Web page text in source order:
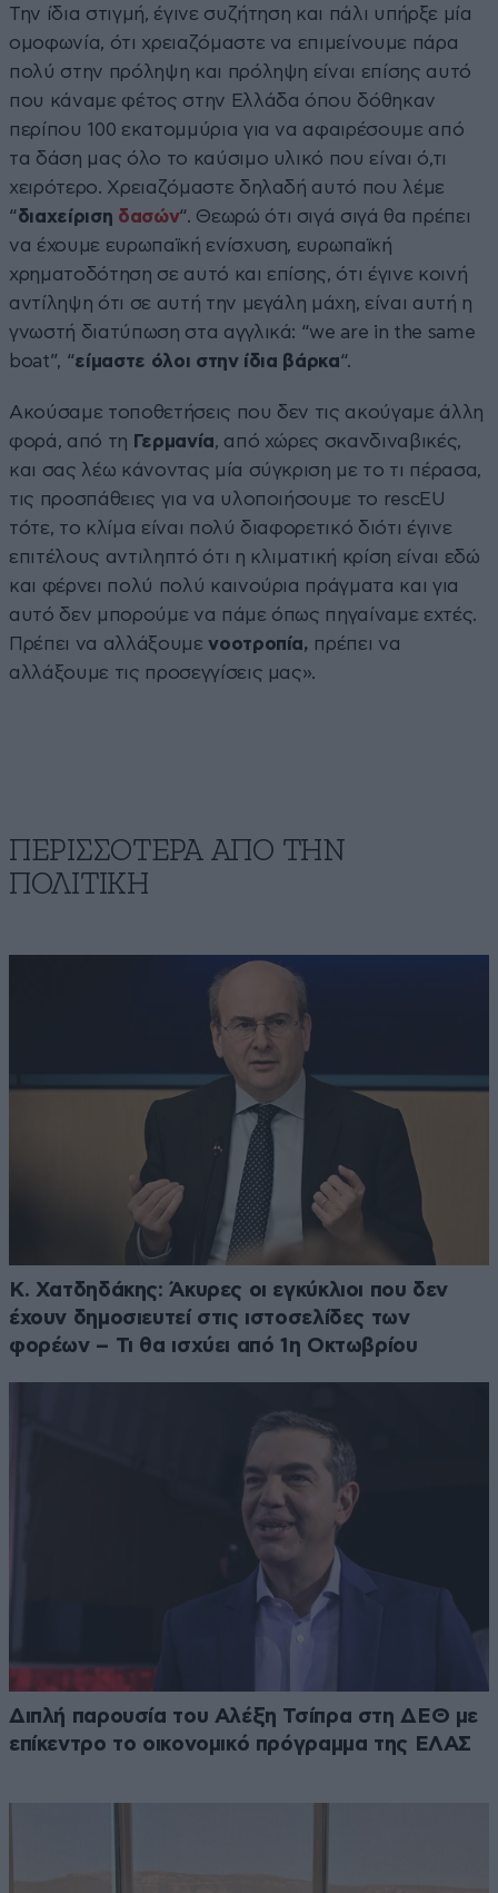
Την ίδια στιγμή, έγινε συζήτηση και πάλι υπήρξε μία
ομοφωνία, ότι χρειαζόμαστε να επιμείνουμε πάρα
πολύ στην πρόληψη και πρόληψη είναι επίσης αυτό
που κάναμε φέτος στην Ελλάδα όπου δόθηκαν
περίπου 100 εκατομμύρια για να αφαιρέσουμε από
τα δάση μας όλο το καύσιμο υλικό που είναι ό,τι
χειρότερο. Χρειαζόμαστε δηλαδή αυτό που λέμε
“διαχείριση δασών“. Θεωρώ ότι σιγά σιγά θα πρέπει
να έχουμε ευρωπαϊκή ενίσχυση, ευρωπαϊκή
χρηματοδότηση σε αυτό και επίσης, ότι έγινε κοινή
αντίληψη ότι σε αυτή την μεγάλη μάχη, είναι αυτή η
γνωστή διατύπωση στα αγγλικά: “we are in the same
boat”, “είμαστε όλοι στην ίδια βάρκα“.
Ακούσαμε τοποθετήσεις που δεν τις ακούγαμε άλλη
φορά, από τη Γερμανία, από χώρες σκανδιναβικές,
και σας λέω κάνοντας μία σύγκριση με το τι πέρασα,
τις προσπάθειες για να υλοποιήσουμε το rescEU
τότε, το κλίμα είναι πολύ διαφορετικό διότι έγινε
επιτέλους αντιληπτό ότι η κλιματική κρίση είναι εδώ
και φέρνει πολύ πολύ καινούρια πράγματα και για
αυτό δεν μπορούμε να πάμε όπως πηγαίναμε εχτές.
Πρέπει να αλλάξουμενοοτροπία, πρέπει να
αλλάξουμε τις προσεγγίσεις μας».
ΠΕΡΙΣΣΟΤΕΡΑ ΑΠΟ ΤΗΝ
ΠΟΛΙΤΙΚΗ
Κ. Χατδηδάκης: Άκυρες οι εγκύκλιοι που δεν
έχουν δημοσιευτεί στις ιστοσελίδες των
φορέων – Τι θα ισχύει από 1η Οκτωβρίου
Διπλή παρουσία του Αλέξη Τσίπρα στη ΔΕΘ με
επίκεντρο το οικονομικό πρόγραμμα της ΕΛΑΣ